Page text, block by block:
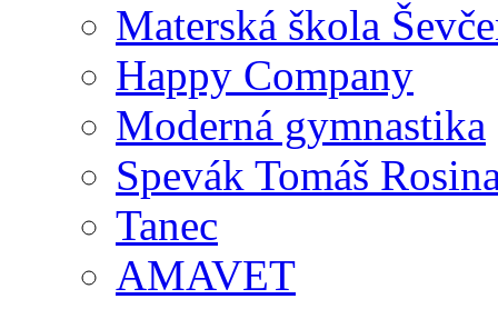
Materská škola
Happy Company
Moderná gymnastika
Spevák Tomáš
Tanec
AMAVET